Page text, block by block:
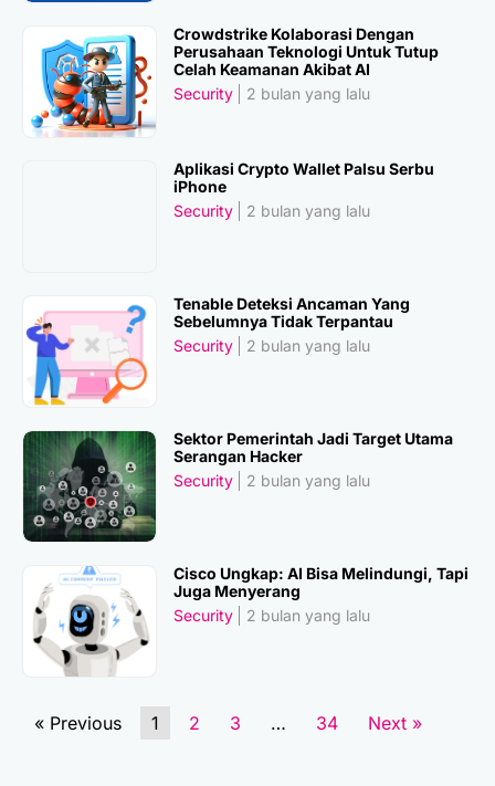
Crowdstrike Kolaborasi Dengan
Perusahaan Teknologi Untuk Tutup
Celah Keamanan Akibat AI
Security
2 bulan yang lalu
Aplikasi Crypto Wallet Palsu Serbu
iPhone
Security
2 bulan yang lalu
Tenable Deteksi Ancaman Yang
Sebelumnya Tidak Terpantau
Security
2 bulan yang lalu
Sektor Pemerintah Jadi Target Utama
Serangan Hacker
Security
2 bulan yang lalu
Cisco Ungkap: AI Bisa Melindungi, Tapi
Juga Menyerang
Security
2 bulan yang lalu
« Previous 1 2 3 … 34 Next »